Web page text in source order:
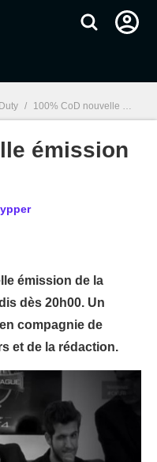
/ 100% CoD nouvelle émission Millenium TV
émission
émission de la
dès 20h00. Un
compagnie de
et de la rédaction.